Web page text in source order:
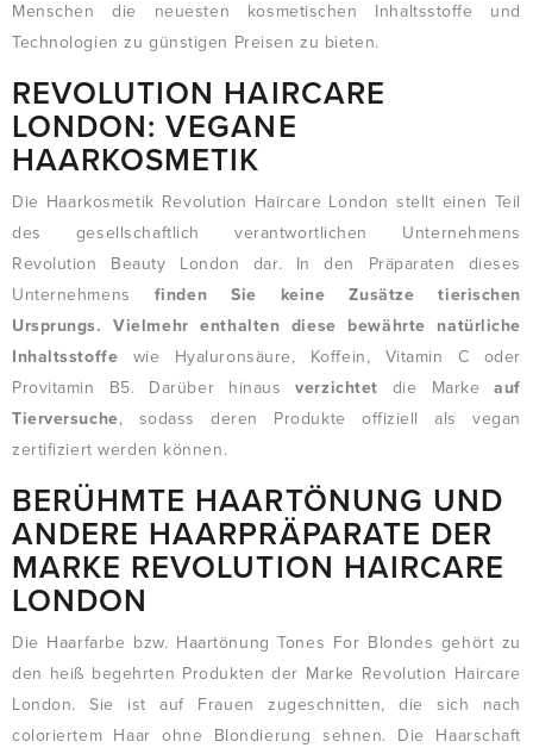
Menschen die neuesten kosmetischen Inhaltsstoffe und
Technologien zu günstigen Preisen zu bieten.
REVOLUTION HAIRCARE
LONDON: VEGANE
HAARKOSMETIK
Die Haarkosmetik Revolution Haircare London stellt einen Teil
des gesellschaftlich verantwortlichen Unternehmens
Revolution Beauty London dar. In den Präparaten dieses
Unternehmens finden Sie keine Zusätze tierischen
Ursprungs. Vielmehr enthalten diese bewährte natürliche
Inhaltsstoffe wie Hyaluronsäure, Koffein, Vitamin C oder
Provitamin B5. Darüber hinaus verzichtet die Markeauf
Tierversuche, sodass deren Produkte offiziell als vegan
zertifiziert werden können.
BERÜHMTE HAARTÖNUNG UND
ANDERE HAARPRÄPARATE DER
MARKE REVOLUTION HAIRCARE
LONDON
Die Haarfarbe bzw. Haartönung Tones For Blondes gehört zu
den heiß begehrten Produkten der Marke Revolution Haircare
London. Sie ist auf Frauen zugeschnitten, die sich nach
coloriertem Haar ohne Blondierung sehnen. Die Haarschaft